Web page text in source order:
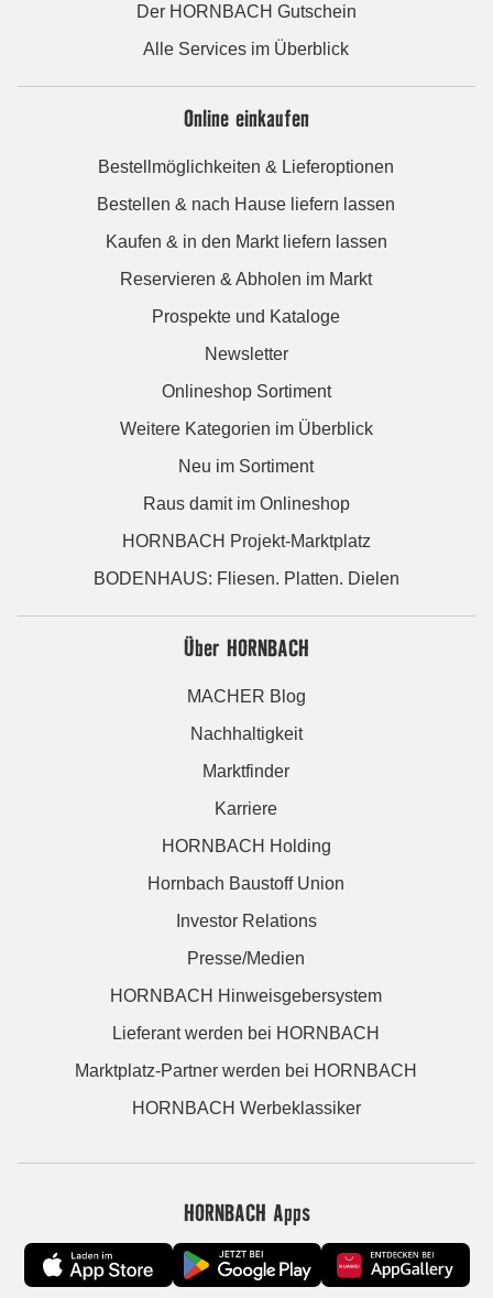
Der HORNBACH Gutschein
Alle Services im Überblick
Online einkaufen
Bestellmöglichkeiten & Lieferoptionen
Bestellen & nach Hause liefern lassen
Kaufen & in den Markt liefern lassen
Reservieren & Abholen im Markt
Prospekte und Kataloge
Newsletter
Onlineshop Sortiment
Weitere Kategorien im Überblick
Neu im Sortiment
Raus damit im Onlineshop
HORNBACH Projekt-Marktplatz
BODENHAUS: Fliesen. Platten. Dielen
Über HORNBACH
MACHER Blog
Nachhaltigkeit
Marktfinder
Karriere
HORNBACH Holding
Hornbach Baustoff Union
Investor Relations
Presse/Medien
HORNBACH Hinweisgebersystem
Lieferant werden bei HORNBACH
Marktplatz-Partner werden bei HORNBACH
HORNBACH Werbeklassiker
HORNBACH Apps